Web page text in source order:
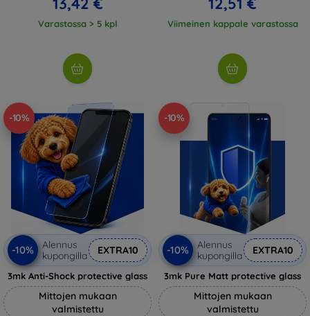
Varastossa > 5 kpl Viimeinen kappale varastossa
-10%
-10%
Alennus
kupongilla
EXTRA10
3mk Anti-Shock protective glass
Mittojen mukaan
valmistettu
-10%
-10%
Alennus
kupongilla
EXTRA10
3mk Pure Matt protective glass
Mittojen mukaan
valmistettu